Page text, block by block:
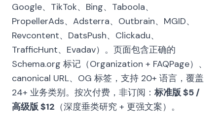
Google、TikTok、Bing、Taboola、
PropellerAds、Adsterra、Outbrain、MGID、
Revcontent、DatsPush、Clickadu、
TrafficHunt、Evadav）。页面包含正确的
Schema.org 标记（Organization + FAQPage）、
canonical URL、OG 标签，支持 20+ 语言，覆盖
24+ 业务类别。按次付费，非订阅：标准版 $5 /
高级版 $12 （深度垂类研究 + 更强文案）。